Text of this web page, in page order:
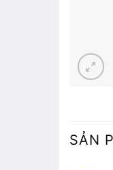
SẢN